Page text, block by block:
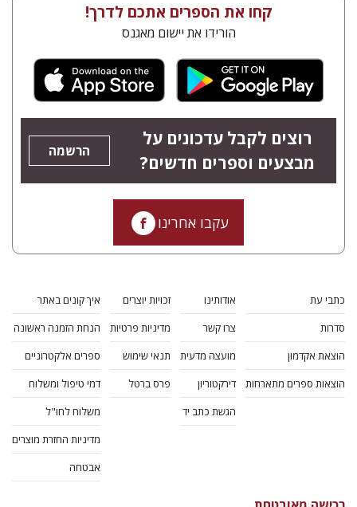
קחו את הספרים אתכם לדרך!
הורידו את יישום מאגנס
רוצים לקבל עדכונים על
מבצעים וספרים חדשים?
הרשמה
עקבו אחרינו
כתבי עת
סדרות
הוצאת אקדמון
הוצאות ספרים מתארחות
אודותינו
צרו קשר
מועצה מדעית
דירקטוריון
הגשת כתב יד
זכויות יוצרים
מדיניות פרטיות
תנאי שימוש
פרס ברטל
איך קונים באתר
הנחת הזמנה ראשונה
ספרים אלקטרוניים
דמי טיפול ומשלוח
משלוח לחו"ל
מדיניות החזרת מוצרים
אבטחה